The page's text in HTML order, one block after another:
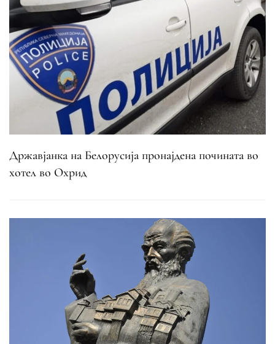
Државјанка на Белорусија пронајдена почината во
хотел во Охрид